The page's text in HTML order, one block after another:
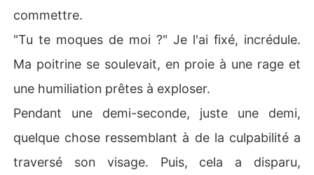
commettre.
"Tu te moques de moi ?" Je l'ai fixé, incrédule.
Ma poitrine se soulevait, en proie à une rage et
une humiliation prêtes à exploser.
Pendant une demi-seconde, juste une demi,
quelque chose ressemblant à de la culpabilité a
traversé son visage. Puis, cela a disparu,